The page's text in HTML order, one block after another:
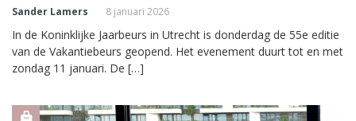
Sander Lamers 8 januari 2026
In de Koninklijke Jaarbeurs in Utrecht is donderdag de 55e editie
van de Vakantiebeurs geopend. Het evenement duurt tot en met
zondag 11 januari. De […]